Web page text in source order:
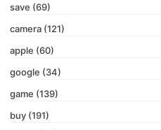
save (69)
camera (121)
apple (60)
google (34)
game (139)
buy (191)